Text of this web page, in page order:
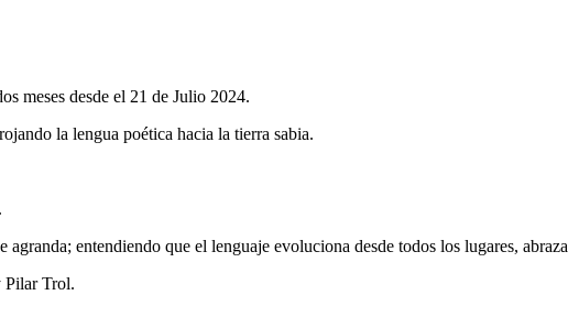
meses desde el 21 de Julio 2024.
la lengua poética hacia la tierra sabia.
entendiendo que el lenguaje evoluciona desde todos los lugares,
Pilar Trol.